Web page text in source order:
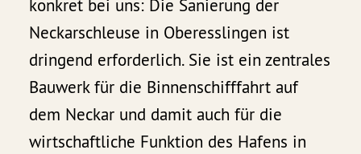
konkret bei uns: Die Sanierung der
Neckarschleuse in Oberesslingen ist
dringend erforderlich. Sie ist ein zentrales
Bauwerk für die Binnenschifffahrt auf
dem Neckar und damit auch für die
wirtschaftliche Funktion des Hafens in